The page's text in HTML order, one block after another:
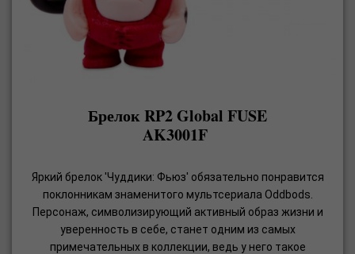
Брелок RP2 Global FUSE
AK3001F
Яркий брелок 'Чуддики: Фьюз' обязательно понравится
поклонникам знаменитого мультсериала Oddbods.
Персонаж, символизирующий активный образ жизни и
уверенность в себе, станет одним из самых
примечательных в коллекции, ведь у него такое